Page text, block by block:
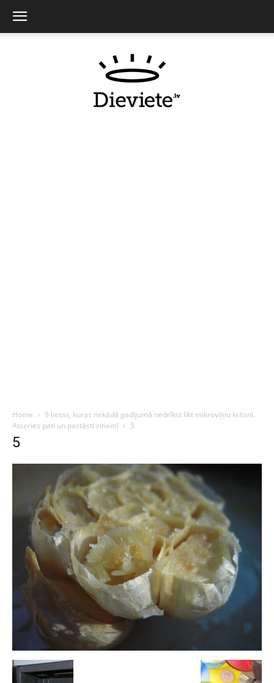
Home
9 lietas, kuras nekādā gadījumā nedrīkst likt mikroviļņu krāsnī.
Atceries pati un pastāsti citiem!
5
5